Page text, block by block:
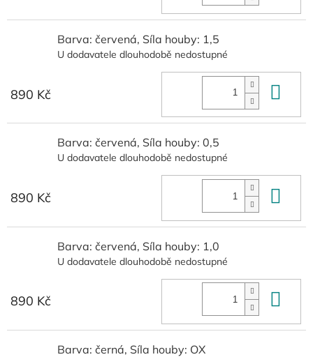
Barva: červená, Síla houby: 1,5
U dodavatele dlouhodobě nedostupné
890 Kč
Barva: červená, Síla houby: 0,5
U dodavatele dlouhodobě nedostupné
890 Kč
Barva: červená, Síla houby: 1,0
U dodavatele dlouhodobě nedostupné
890 Kč
Barva: černá, Síla houby: OX